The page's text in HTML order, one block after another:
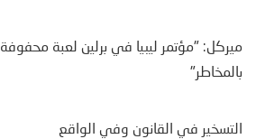
ميركل: "مؤتمر ليبيا في برلين لعبة محفوفة
بالمخاطر"
التسخير في القانون وفي الواقع